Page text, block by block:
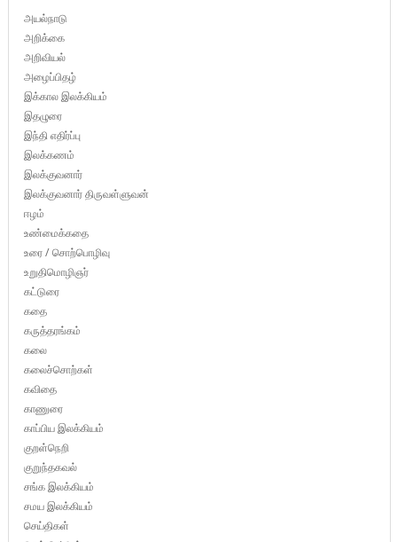
அயல்நாடு
அறிக்கை
அறிவியல்
அழைப்பிதழ்
இக்கால இலக்கியம்
இதழுரை
இந்தி எதிர்ப்பு
இலக்கணம்
இலக்குவனார்
இலக்குவனார் திருவள்ளுவன்
ஈழம்
உண்மைக்கதை
உரை / சொற்பொழிவு
உறுதிமொழிஞர்
கட்டுரை
கதை
கருத்தரங்கம்
கலை
கலைச்சொற்கள்
கவிதை
காணுரை
காப்பிய இலக்கியம்
குறள்நெறி
குறுந்தகவல்
சங்க இலக்கியம்
சமய இலக்கியம்
செய்திகள்